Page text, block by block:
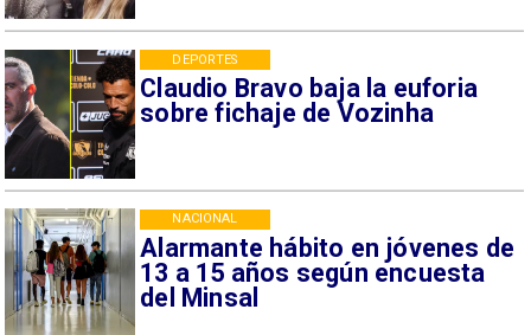
Claudio Bravo baja la euforia
sobre fichaje de Vozinha
DEPORTES
Alarmante hábito en jóvenes de
13 a 15 años según encuesta
del Minsal
NACIONAL